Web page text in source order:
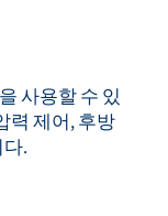
사용할 수 있
력 제어, 후방
.